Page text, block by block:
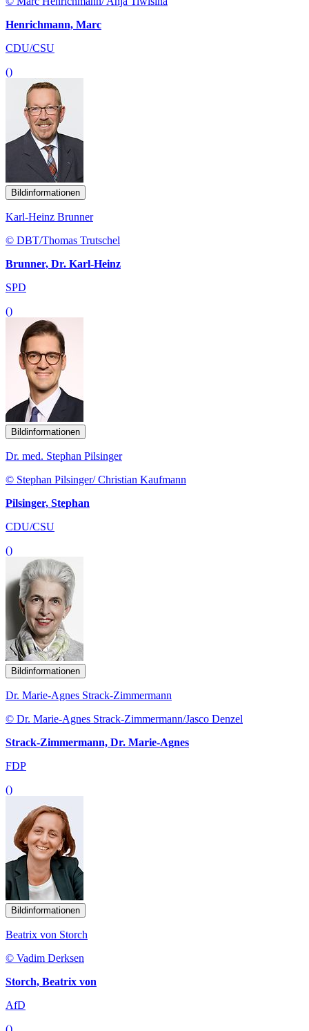
Henrichmann, Marc
CDU/CSU
()
Bildinformationen
Karl-Heinz Brunner
© DBT/Thomas Trutschel
Brunner, Dr. Karl-Heinz
SPD
()
Bildinformationen
Dr. med. Stephan Pilsinger
© Stephan Pilsinger/ Christian Kaufmann
Pilsinger, Stephan
CDU/CSU
()
Bildinformationen
Dr. Marie-Agnes Strack-Zimmermann
© Dr. Marie-Agnes Strack-Zimmermann/Jasco Denzel
Strack-Zimmermann, Dr. Marie-Agnes
FDP
()
Bildinformationen
Beatrix von Storch
© Vadim Derksen
Storch, Beatrix von
AfD
()